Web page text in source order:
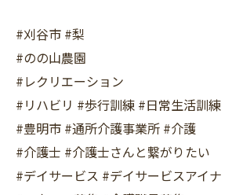
#刈谷市 #梨
#のの山農園
#レクリエーション
#リハビリ #歩行訓練 #日常生活訓練
#豊明市 #通所介護事業所 #介護
#介護士 #介護士さんと繋がりたい
#デイサービス #デイサービスアイナ